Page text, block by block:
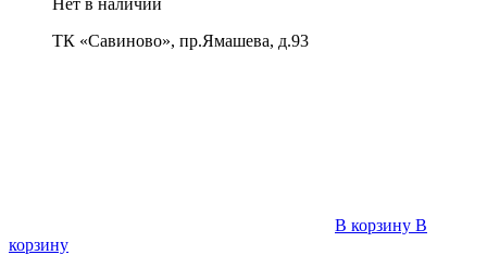
Нет в наличии
ТК «Савиново», пр.Ямашева, д.93
В корзину В
корзину